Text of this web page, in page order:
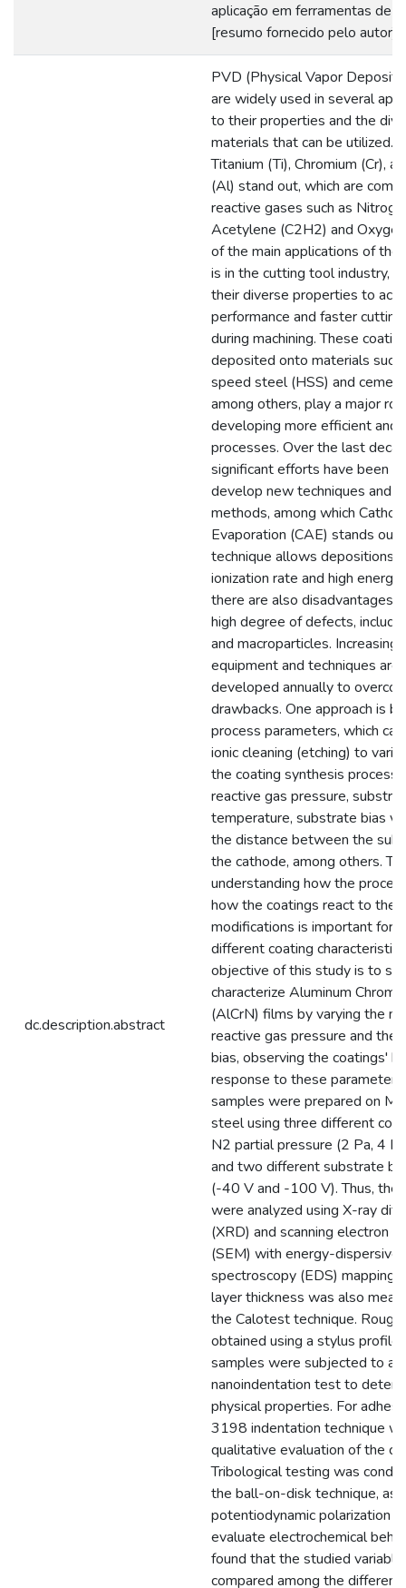
aplicação em ferramentas de
[resumo fornecido pelo autor]
dc.description.abstract
PVD (Physical Vapor
are widely used in several
to their properties and the
materials that can be utilized.
Titanium (Ti), Chromium (Cr),
(Al) stand out, which are
reactive gases such as
Acetylene (C2H2) and
of the main applications of
is in the cutting tool industry,
their diverse properties to
performance and faster
during machining. These
deposited onto materials such
speed steel (HSS) and
among others, play a major
developing more efficient and
processes. Over the last
significant efforts have been
develop new techniques and
methods, among which
Evaporation (CAE) stands out.
technique allows depositions
ionization rate and high
there are also disadvantages,
high degree of defects,
and macroparticles.
equipment and techniques are
developed annually to
drawbacks. One approach is
process parameters, which
ionic cleaning (etching) to
the coating synthesis process,
reactive gas pressure,
temperature, substrate bias
the distance between the
the cathode, among others.
understanding how the
how the coatings react to
modifications is important for
different coating
objective of this study is to
characterize Aluminum
(AlCrN) films by varying the
reactive gas pressure and the
bias, observing the coatings'
response to these
samples were prepared on
steel using three different
N2 partial pressure (2 Pa, 4
and two different substrate
(-40 V and -100 V). Thus, the
were analyzed using X-ray
(XRD) and scanning electron
(SEM) with energy-dispersive
spectroscopy (EDS) mapping.
layer thickness was also
the Calotest technique.
obtained using a stylus
samples were subjected to a
nanoindentation test to
physical properties. For
3198 indentation technique
qualitative evaluation of the
Tribological testing was
the ball-on-disk technique, as
potentiodynamic polarization
evaluate electrochemical
found that the studied
compared among the different